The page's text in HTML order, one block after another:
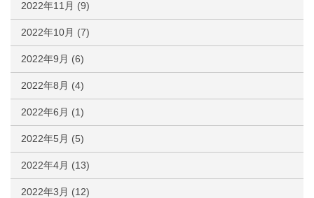
2022年11月 (9)
2022年10月 (7)
2022年9月 (6)
2022年8月 (4)
2022年6月 (1)
2022年5月 (5)
2022年4月 (13)
2022年3月 (12)